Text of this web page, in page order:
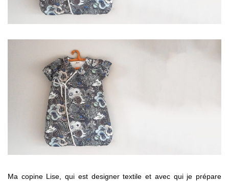
Ma copine Lise, qui est designer textile et avec qui je prépare